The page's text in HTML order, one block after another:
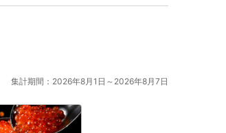
集計期間：2026年8月1日～2026年8月7日